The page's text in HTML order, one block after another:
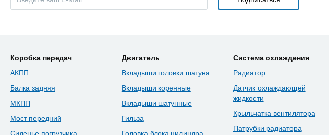
Коробка передач
АКПП
Балка задняя
МКПП
Мост передний
Двигатель
Вкладыши головки шатуна
Вкладыши коренные
Вкладыши шатунные
Гильза
Система охлаждения
Радиатор
Датчик охлаждающей
жидкости
Крыльчатка вентилятора
Патрубки радиатора